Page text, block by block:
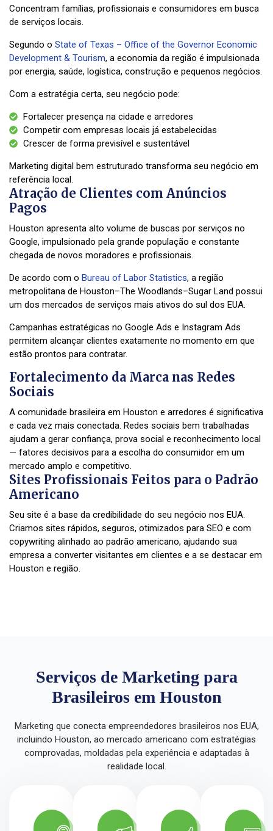
Concentram famílias, profissionais e consumidores em busca
de serviços locais.
Segundo o State of Texas – Office of the Governor Economic
Development & Tourism, a economia da região é impulsionada
por energia, saúde, logística, construção e pequenos negócios.
Com a estratégia certa, seu negócio pode:
Fortalecer presença na cidade e arredores
Competir com empresas locais já estabelecidas
Crescer de forma previsível e sustentável
Marketing digital bem estruturado transforma seu negócio em
referência local.
Atração de Clientes com Anúncios
Pagos
Houston apresenta alto volume de buscas por serviços no
Google, impulsionado pela grande população e constante
chegada de novos moradores e profissionais.
De acordo com o Bureau of Labor Statistics, a região
metropolitana de Houston–The Woodlands–Sugar Land possui
um dos mercados de serviços mais ativos do sul dos EUA.
Campanhas estratégicas no Google Ads e Instagram Ads
permitem alcançar clientes exatamente no momento em que
estão prontos para contratar.
Fortalecimento da Marca nas Redes
Sociais
A comunidade brasileira em Houston e arredores é significativa
e cada vez mais conectada. Redes sociais bem trabalhadas
ajudam a gerar confiança, prova social e reconhecimento local
— fatores decisivos para a escolha do consumidor em um
mercado amplo e competitivo.
Sites Profissionais Feitos para o Padrão
Americano
Seu site é a base da credibilidade do seu negócio nos EUA.
Criamos sites rápidos, seguros, otimizados para SEO e com
copywriting alinhado ao padrão americano, ajudando sua
empresa a converter visitantes em clientes e a se destacar em
Houston e região.
Serviços de Marketing para
Brasileiros em Houston
Marketing que conecta empreendedores brasileiros nos EUA,
incluindo Houston, ao mercado americano com estratégias
comprovadas, moldadas pela experiência e adaptadas à
realidade local.